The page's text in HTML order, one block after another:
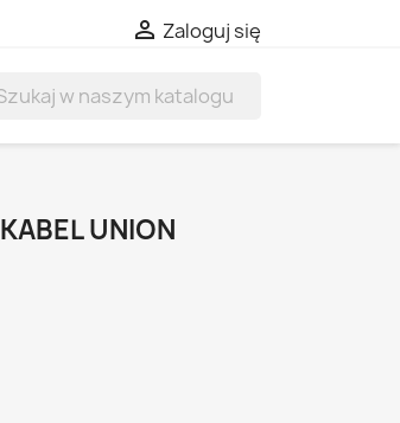
 Zaloguj się
UNION